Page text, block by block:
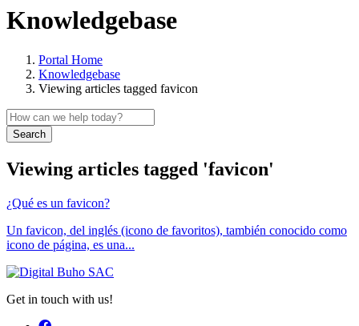
Knowledgebase
Portal Home
Knowledgebase
Viewing articles tagged favicon
Search
Viewing articles tagged 'favicon'
¿Qué es un favicon?
Un favicon, del inglés (icono de favoritos), también conocido como
icono de página, es una...
Get in touch with us!